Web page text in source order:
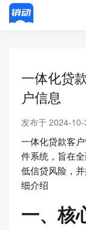
一体化贷
户信息
发布于 2024-
一体化贷款客
件系统，旨在
低信贷风险，
细介绍
一、核